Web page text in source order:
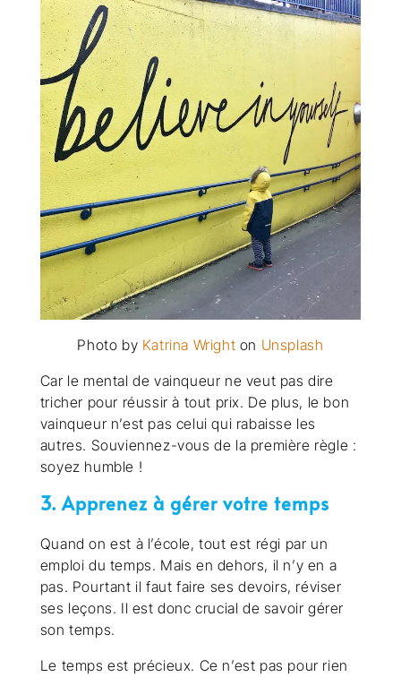
Photo by Katrina Wright on Unsplash
Car le mental de vainqueur ne veut pas dire
tricher pour réussir à tout prix. De plus, le bon
vainqueur n’est pas celui qui rabaisse les
autres. Souviennez-vous de la première règle :
soyez humble !
3. Apprenez à gérer votre temps
Quand on est à l’école, tout est régi par un
emploi du temps. Mais en dehors, il n’y en a
pas. Pourtant il faut faire ses devoirs, réviser
ses leçons. Il est donc crucial de savoir gérer
son temps.
Le temps est précieux. Ce n’est pas pour rien